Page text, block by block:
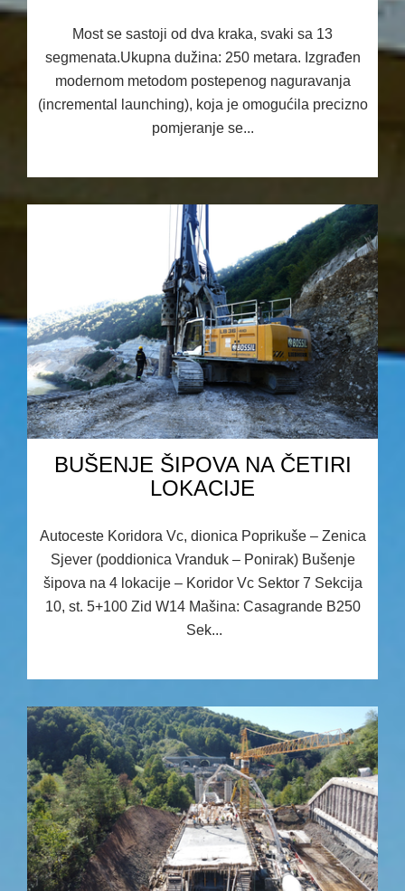
Most se sastoji od dva kraka, svaki sa 13
segmenata.Ukupna dužina: 250 metara. Izgrađen
modernom metodom postepenog naguravanja
(incremental launching), koja je omogućila precizno
pomjeranje se...
BUŠENJE ŠIPOVA NA ČETIRI
LOKACIJE
Autoceste Koridora Vc, dionica Poprikuše – Zenica
Sjever (poddionica Vranduk – Ponirak) Bušenje
šipova na 4 lokacije – Koridor Vc Sektor 7 Sekcija
10, st. 5+100 Zid W14 Mašina: Casagrande B250
Sek...